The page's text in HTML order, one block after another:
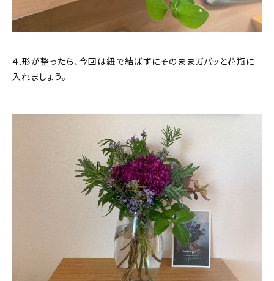
４.形が整ったら、今回は紐で結ばずにそのままガバッと花瓶に
入れましょう。